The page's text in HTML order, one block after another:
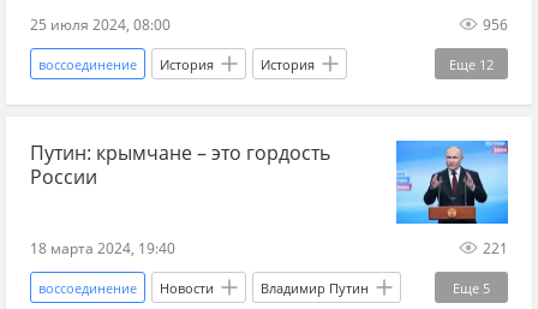
репрессии преследование
информационная война депутат
25 июля 2024, 08:00 956
Еще 12
воссоединение История История
Московское царство Православие
патриарх РПЦ Украина XVII век
Тихонов Никита (режиссер)
Путин: крымчане – это гордость
России
18 марта 2024, 19:40 221
Еще 5
воссоединение Новости Владимир Путин